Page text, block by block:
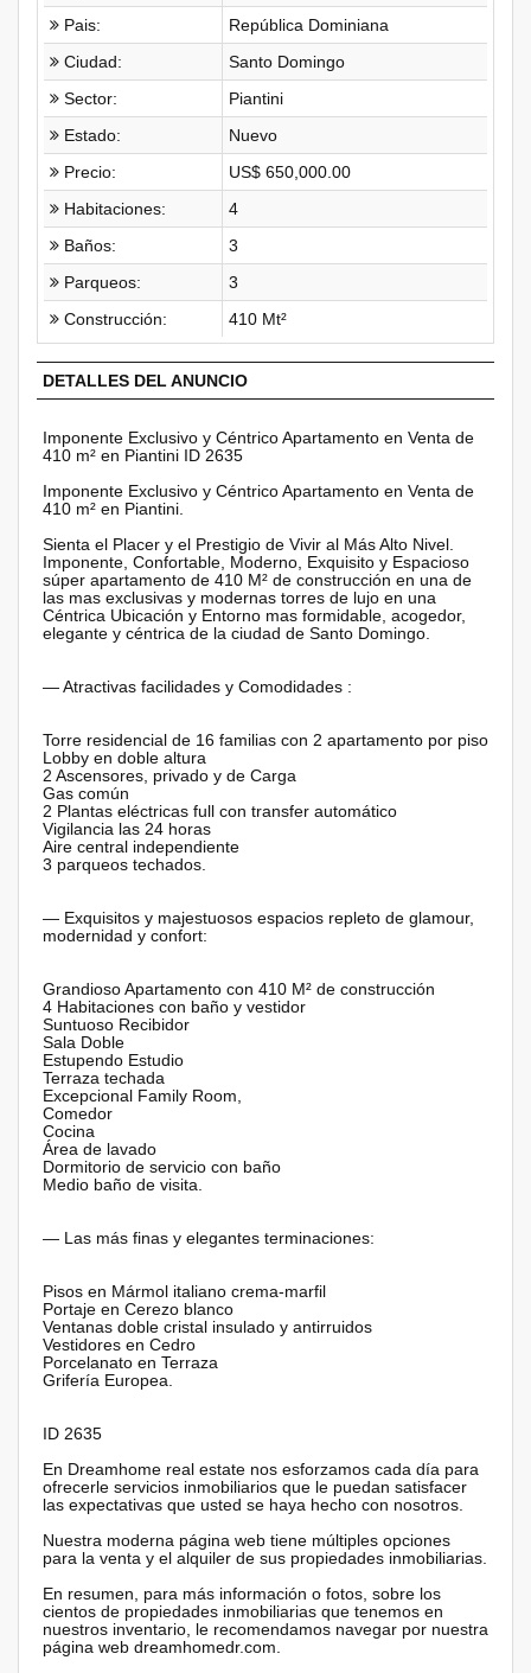
Pais:
República Dominiana
Ciudad:
Santo Domingo
Sector:
Piantini
Estado:
Nuevo
Precio:
US$ 650,000.00
Habitaciones:
4
Baños:
3
Parqueos:
3
Construcción:
410 Mt²
DETALLES DEL ANUNCIO
Imponente Exclusivo y Céntrico Apartamento en Venta de
410 m² en Piantini ID 2635
Imponente Exclusivo y Céntrico Apartamento en Venta de
410 m² en Piantini.
Sienta el Placer y el Prestigio de Vivir al Más Alto Nivel.
Imponente, Confortable, Moderno, Exquisito y Espacioso
súper apartamento de 410 M² de construcción en una de
las mas exclusivas y modernas torres de lujo en una
Céntrica Ubicación y Entorno mas formidable, acogedor,
elegante y céntrica de la ciudad de Santo Domingo.
— Atractivas facilidades y Comodidades :
Torre residencial de 16 familias con 2 apartamento por piso
Lobby en doble altura
2 Ascensores, privado y de Carga
Gas común
2 Plantas eléctricas full con transfer automático
Vigilancia las 24 horas
Aire central independiente
3 parqueos techados.
— Exquisitos y majestuosos espacios repleto de glamour,
modernidad y confort:
Grandioso Apartamento con 410 M² de construcción
4 Habitaciones con baño y vestidor
Suntuoso Recibidor
Sala Doble
Estupendo Estudio
Terraza techada
Excepcional Family Room,
Comedor
Cocina
Área de lavado
Dormitorio de servicio con baño
Medio baño de visita.
— Las más finas y elegantes terminaciones:
Pisos en Mármol italiano crema-marfil
Portaje en Cerezo blanco
Ventanas doble cristal insulado y antirruidos
Vestidores en Cedro
Porcelanato en Terraza
Grifería Europea.
ID 2635
En Dreamhome real estate nos esforzamos cada día para
ofrecerle servicios inmobiliarios que le puedan satisfacer
las expectativas que usted se haya hecho con nosotros.
Nuestra moderna página web tiene múltiples opciones
para la venta y el alquiler de sus propiedades inmobiliarias.
En resumen, para más información o fotos, sobre los
cientos de propiedades inmobiliarias que tenemos en
nuestros inventario, le recomendamos navegar por nuestra
página web dreamhomedr.com.